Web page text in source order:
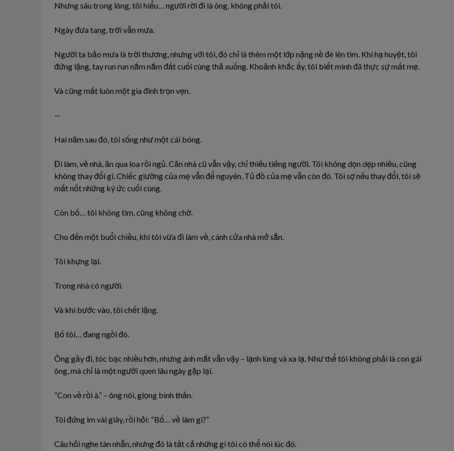
Nhưng sâu trong lòng, tôi hiểu… người rời đi là ông, không phải tôi.
Ngày đưa tang, trời vẫn mưa.
Người ta bảo mưa là trời thương, nhưng với tôi, đó chỉ là thêm một lớp nặng nề đè lên tim. Khi hạ huyệt, tôi
đứng lặng, tay run run nắm nắm đất cuối cùng thả xuống. Khoảnh khắc ấy, tôi biết mình đã thực sự mất mẹ.
Và cũng mất luôn một gia đình trọn vẹn.
—
Hai năm sau đó, tôi sống như một cái bóng.
Đi làm, về nhà, ăn qua loa rồi ngủ. Căn nhà cũ vẫn vậy, chỉ thiếu tiếng người. Tôi không dọn dẹp nhiều, cũng
không thay đổi gì. Chiếc giường của mẹ vẫn để nguyên. Tủ đồ của mẹ vẫn còn đó. Tôi sợ nếu thay đổi, tôi sẽ
mất nốt những ký ức cuối cùng.
Còn bố… tôi không tìm, cũng không chờ.
Cho đến một buổi chiều, khi tôi vừa đi làm về, cánh cửa nhà mở sẵn.
Tôi khựng lại.
Trong nhà có người.
Và khi bước vào, tôi chết lặng.
Bố tôi… đang ngồi đó.
Ông gầy đi, tóc bạc nhiều hơn, nhưng ánh mắt vẫn vậy – lạnh lùng và xa lạ. Như thể tôi không phải là con gái
ông, mà chỉ là một người quen lâu ngày gặp lại.
“Con về rồi à.” – ông nói, giọng bình thản.
Tôi đứng im vài giây, rồi hỏi: “Bố… về làm gì?”
Câu hỏi nghe tàn nhẫn, nhưng đó là tất cả những gì tôi có thể nói lúc đó.